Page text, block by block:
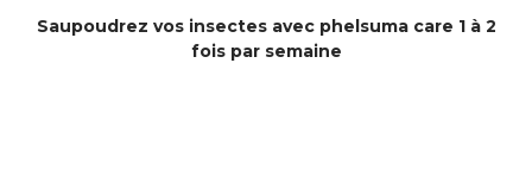
Saupoudrez vos insectes avec phelsuma care 1 à 2
fois par semaine